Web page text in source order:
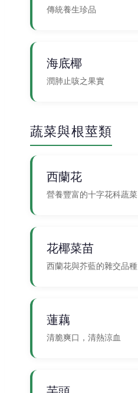
傳統養生珍品
海底椰
潤肺止咳之果實
蔬菜與根莖類
西蘭花
營養豐富的十字花科蔬菜
花椰菜苗
西蘭花與芥藍的雜交品種
蓮藕
清脆爽口，清熱涼血